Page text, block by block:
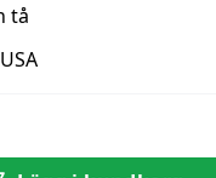
tå